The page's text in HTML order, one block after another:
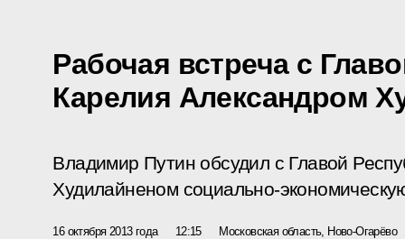
Рабочая встреча с
Карелия Александром
Владимир Путин обсудил с Главой
Худилайненом социально-
16 октября 2013 года 12:15 Московская область, Ново-Огарёво